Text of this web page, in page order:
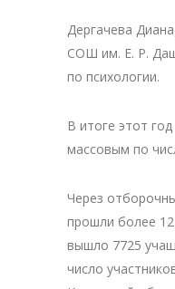
Дергачева
СОШ им. Е. Р.
по психологии.
В итоге этот
массовым по
Через
прошли более
вышло 7725
число